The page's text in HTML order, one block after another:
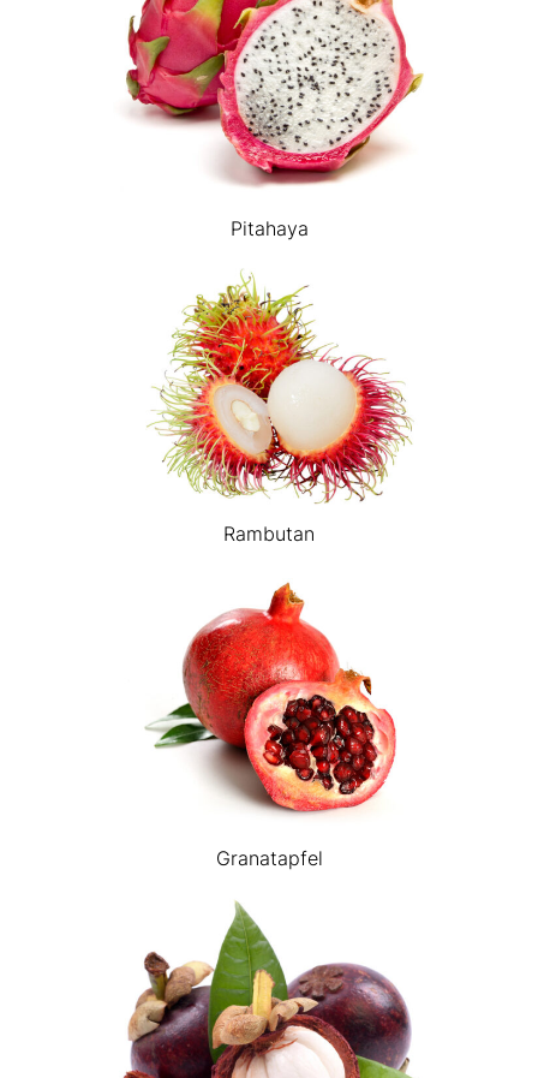
Pitahaya
Rambutan
Granatapfel